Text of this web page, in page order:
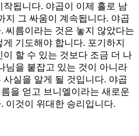
됩니다. 야곱이 이제 홀로 남
지 그 싸움이 계속됩니다. 야곱
씨름이라는 것은 놓지 않았다는
기도해야 합니다. 포기하지
할 수 있는 것보다 조금 더 나
님을 붙잡고 있는 것이 아니라
실을 알게 될 것입니다. 야곱
을 얻고 브니엘이라는 새로운
이것이 위대한 승리입니다.